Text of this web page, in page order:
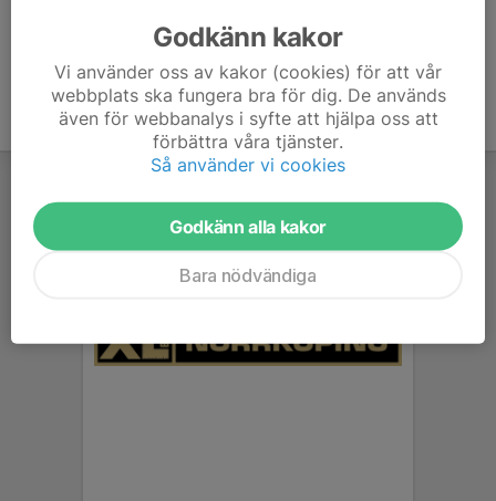
Godkänn kakor
Vi använder oss av kakor (cookies) för att vår
webbplats ska fungera bra för dig. De används
även för webbanalys i syfte att hjälpa oss att
förbättra våra tjänster.
Så använder vi cookies
Godkänn alla kakor
Bara nödvändiga